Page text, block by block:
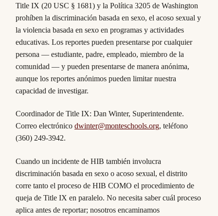
Title IX (20 USC § 1681) y la Política 3205 de Washington
prohíben la discriminación basada en sexo, el acoso sexual y
la violencia basada en sexo en programas y actividades
educativas. Los reportes pueden presentarse por cualquier
persona — estudiante, padre, empleado, miembro de la
comunidad — y pueden presentarse de manera anónima,
aunque los reportes anónimos pueden limitar nuestra
capacidad de investigar.
Coordinador de Title IX: Dan Winter, Superintendente.
Correo electrónico dwinter@monteschools.org, teléfono
(360) 249-3942.
Cuando un incidente de HIB también involucra
discriminación basada en sexo o acoso sexual, el distrito
corre tanto el proceso de HIB COMO el procedimiento de
queja de Title IX en paralelo. No necesita saber cuál proceso
aplica antes de reportar; nosotros encaminamos